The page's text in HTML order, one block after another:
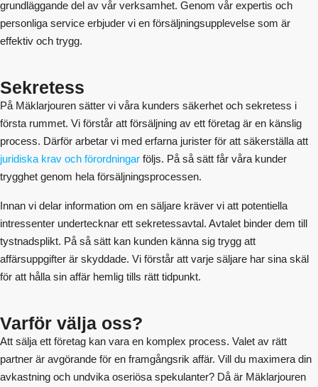
grundläggande del av vår verksamhet. Genom vår expertis och
personliga service erbjuder vi en försäljningsupplevelse som är
effektiv och trygg.
Sekretess
På Mäklarjouren sätter vi våra kunders säkerhet och sekretess i
första rummet. Vi förstår att försäljning av ett företag är en känslig
process. Därför arbetar vi med erfarna jurister för att säkerställa att
juridiska krav och förordningar följs. På så sätt får våra kunder
trygghet genom hela försäljningsprocessen.
Innan vi delar information om en säljare kräver vi att potentiella
intressenter undertecknar ett sekretessavtal. Avtalet binder dem till
tystnadsplikt. På så sätt kan kunden känna sig trygg att
affärsuppgifter är skyddade. Vi förstår att varje säljare har sina skäl
för att hålla sin affär hemlig tills rätt tidpunkt.
Varför välja oss?
Att sälja ett företag kan vara en komplex process. Valet av rätt
partner är avgörande för en framgångsrik affär. Vill du maximera din
avkastning och undvika oseriösa spekulanter? Då är Mäklarjouren